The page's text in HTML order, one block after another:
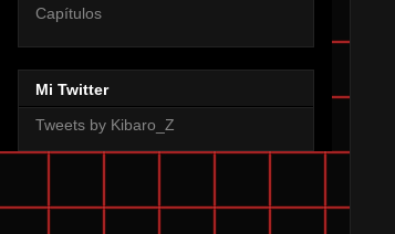
Capítulos
Mi Twitter
Tweets by Kibaro_Z